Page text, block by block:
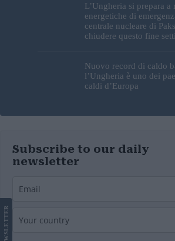
L’Ungheria si prepara a
energetiche di
centrale nucleare di
chiudere questo fine
Nuovo record di caldo
l’Ungheria è uno dei
caldi d’Europa
Subscribe to our daily
newsletter
LETTER